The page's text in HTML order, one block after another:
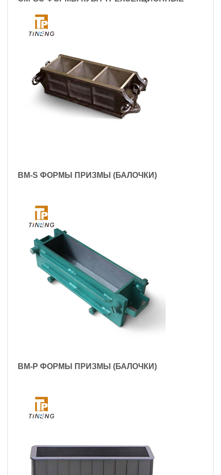
BM-S ФОРМЫ ПРИЗМЫ (БАЛОЧКИ)
BM-P ФОРМЫ ПРИЗМЫ (БАЛОЧКИ)